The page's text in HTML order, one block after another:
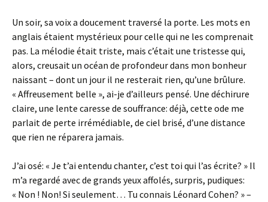
Un soir, sa voix a doucement traversé la porte. Les mots en
anglais étaient mystérieux pour celle qui ne les comprenait
pas. La mélodie était triste, mais c’était une tristesse qui,
alors, creusait un océan de profondeur dans mon bonheur
naissant – dont un jour il ne resterait rien, qu’une brûlure.
« Affreusement belle », ai-je d’ailleurs pensé. Une déchirure
claire, une lente caresse de souffrance: déjà, cette ode me
parlait de perte irrémédiable, de ciel brisé, d’une distance
que rien ne réparera jamais.
J’ai osé: « Je t’ai entendu chanter, c’est toi qui l’as écrite? » Il
m’a regardé avec de grands yeux affolés, surpris, pudiques:
« Non ! Non! Si seulement… Tu connais Léonard Cohen? » –